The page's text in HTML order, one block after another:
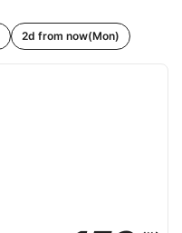
2d from now(Mon)